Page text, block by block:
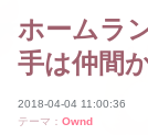
ホームラ
手は仲間
2018-04-04 11:00:36
テーマ： Ownd